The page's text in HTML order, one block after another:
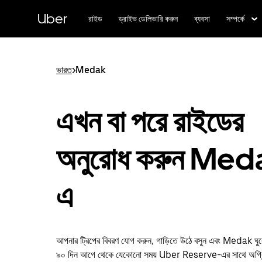
বিষয়সূচিতে
Uber রাইড ড্রাইভ ডেলিভারি করুন ব্যবসা সম্পর্কে
ভারত>Medak
এখন বা পরে রাইডের
অনুরোধ করুন
এ
আপনার ট্রিপের বিবরণ যোগ করুন, গাড়িতে উঠে বসুন এবং Medak
৯০ দিন আগে থেকে যেকোনো সময় Uber Reserve-এর সাথে